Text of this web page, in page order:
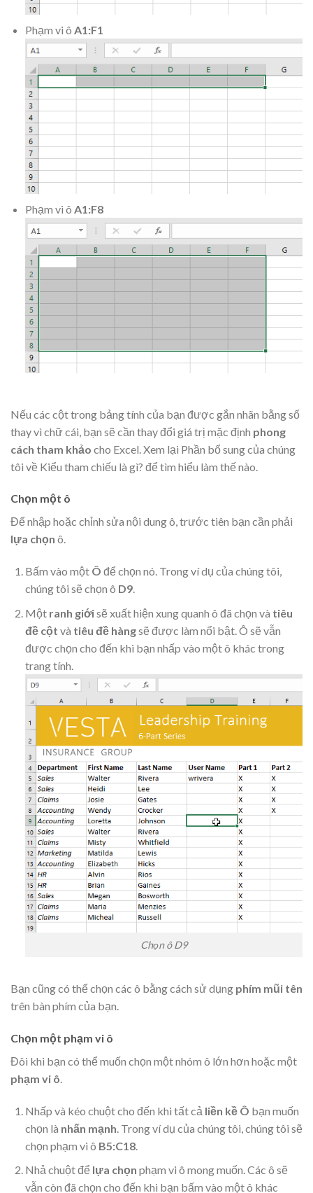
Phạm vi ô A1:F1
Phạm vi ô A1:F8
Nếu các cột trong bảng tính của bạn được gắn nhãn bằng số
thay vì chữ cái, bạn sẽ cần thay đổi giá trị mặc định phong
cách tham khảo cho Excel. Xem lại Phần bổ sung của chúng
tôi về Kiểu tham chiếu là gì? để tìm hiểu làm thế nào.
Chọn một ô
Để nhập hoặc chỉnh sửa nội dung ô, trước tiên bạn cần phải
lựa chọn ô.
Bấm vào một Ô để chọn nó. Trong ví dụ của chúng tôi,
chúng tôi sẽ chọn ô D9.
Mộtranh giớisẽ xuất hiện xung quanh ô đã chọn và tiêu
đề cột và tiêu đề hàngsẽ được làm nổi bật. Ô sẽ vẫn
được chọn cho đến khi bạn nhấp vào một ô khác trong
trang tính.
Chọn ô D9
Bạn cũng có thể chọn các ô bằng cách sử dụng phím mũi tên
trên bàn phím của bạn.
Chọn một phạm vi ô
Đôi khi bạn có thể muốn chọn một nhóm ô lớn hơn hoặc một
phạm vi ô
Nhấp và kéo chuột cho đến khi tất cả liền kề Ô bạn muốn
chọn là nhấn mạnh . Trong ví dụ của chúng tôi, chúng tôi sẽ
chọn phạm vi ô B5:C18.
Nhả chuột để lựa chọn phạm vi ô mong muốn. Các ô sẽ
vẫn còn đã chọn cho đến khi bạn bấm vào một ô khác